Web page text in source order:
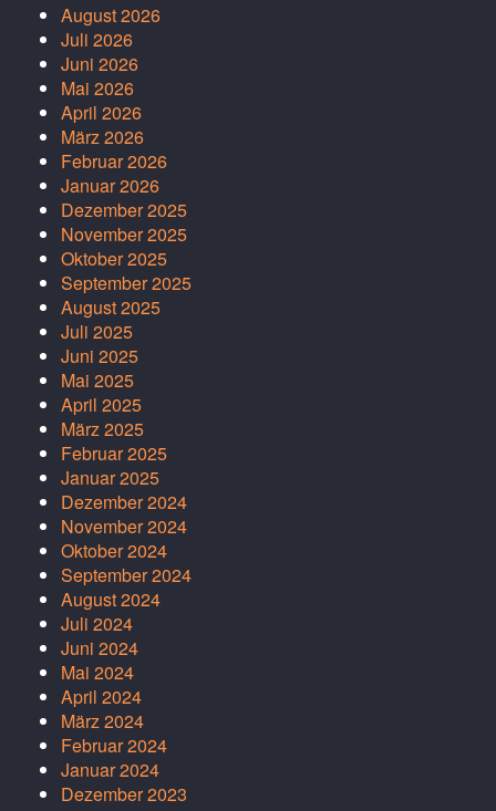
August 2026
Juli 2026
Juni 2026
Mai 2026
April 2026
März 2026
Februar 2026
Januar 2026
Dezember 2025
November 2025
Oktober 2025
September 2025
August 2025
Juli 2025
Juni 2025
Mai 2025
April 2025
März 2025
Februar 2025
Januar 2025
Dezember 2024
November 2024
Oktober 2024
September 2024
August 2024
Juli 2024
Juni 2024
Mai 2024
April 2024
März 2024
Februar 2024
Januar 2024
Dezember 2023